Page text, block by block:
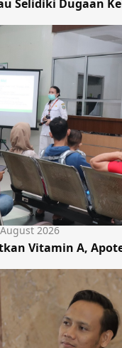
Selidiki Dugaan
2026
Vitamin A,